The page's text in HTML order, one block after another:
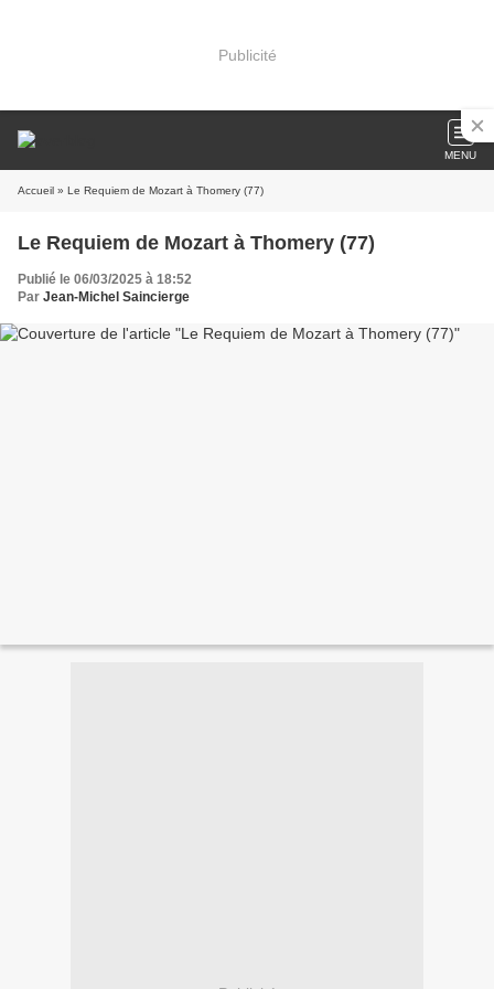
Publicité
MENU
Accueil » Le Requiem de Mozart à Thomery (77)
Le Requiem de Mozart à Thomery (77)
Publié le 06/03/2025 à 18:52
Par Jean-Michel Saincierge